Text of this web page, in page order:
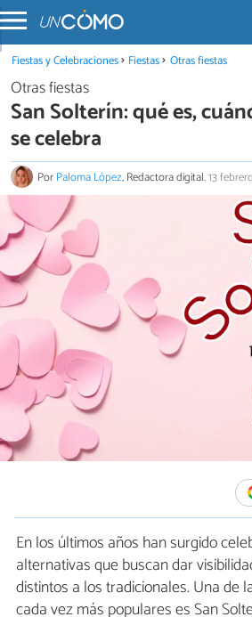
Fiestas y Celebraciones Fiestas Otras fiestas
Otras fiestas
San Solterín: qué es,
se celebra
PorPaloma López, Redactora digital.13
En los últimos años han surgido
alternativas que buscan dar
distintos a los tradicionales. Una de
cada vez más populares es San